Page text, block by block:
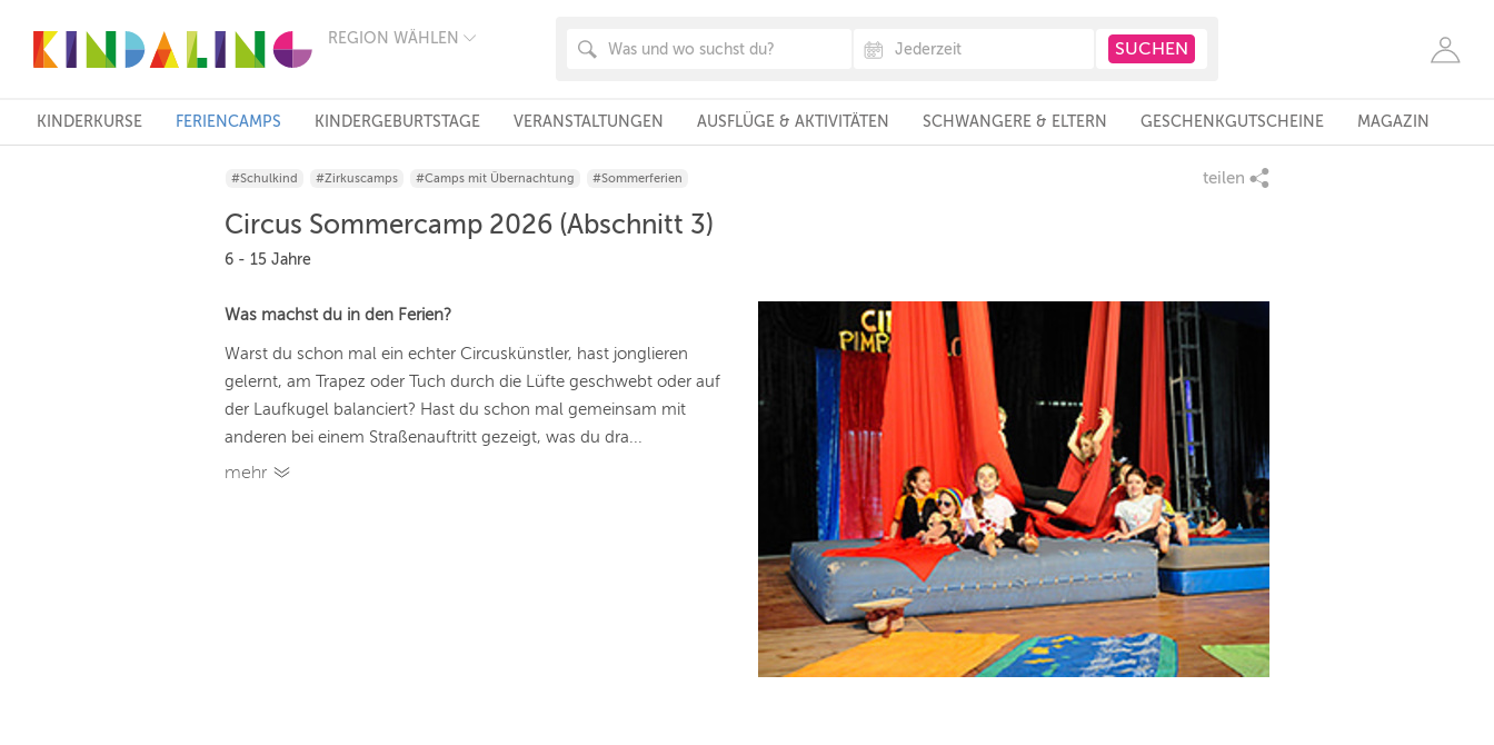
REGION WÄHLEN
FRANKFURT
KÖLN
STUTTGART
HANNOVER
WIEN
ZÜRICH
REGIONEN
KINDERKURSE FERIENCAMPS KINDERGEBURTSTAGE VERANSTALTUNGEN AUSFLÜGE & AKTIVITÄTEN SCHWANGERE & ELTERN GESCHENKGUTSCHEINE MAGAZIN
#Schulkind #Zirkuscamps #Camps mit Übernachtung #Sommerferien teilen
Circus Sommercamp 2026 (Abschnitt 3)
6 - 15 Jahre
Was machst du in den Ferien?
Warst du schon mal ein echter Circuskünstler, hast jonglieren
gelernt, am Trapez oder Tuch durch die Lüfte geschwebt oder auf
der Laufkugel balanciert? Hast du schon mal gemeinsam mit
anderen bei einem Straßenauftritt gezeigt, was du dra...
mehr